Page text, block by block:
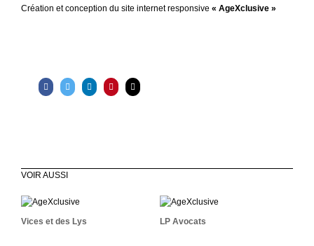
Création et conception du site internet responsive « AgeXclusive »
VOIR AUSSI
Vices Et Des Lys
Vices et des Lys
LP Avocats
LP Avocats